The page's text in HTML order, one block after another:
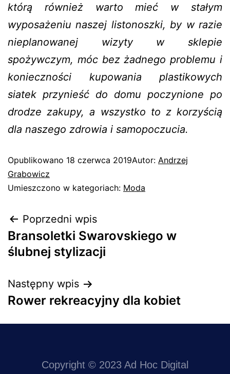
którą również warto mieć w stałym
wyposażeniu naszej listonoszki, by w razie
nieplanowanej wizyty w sklepie
spożywczym, móc bez żadnego problemu i
konieczności kupowania plastikowych
siatek przynieść do domu poczynione po
drodze zakupy, a wszystko to z korzyścią
dla naszego zdrowia i samopoczucia.
Opublikowano 18 czerwca 2019Autor: Andrzej
Grabowicz
Umieszczono w kategoriach: Moda
Poprzedni wpis
Bransoletki Swarovskiego w
ślubnej stylizacji
Następny wpis
Rower rekreacyjny dla kobiet
Copyright © 2023 Ad Hoc Digital